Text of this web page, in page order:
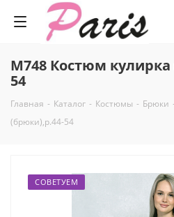
М748 Костюм
54
Главная - Каталог - Костюмы - Брюки -
(брюки),р.44-54
СОВЕТУЕМ